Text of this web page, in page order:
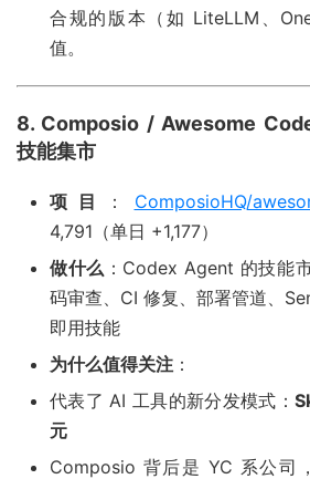
合规的版本（如 LiteLLM、
值。
8. Composio / Awesome
技能集市
项目 ： ComposioHQ/
4,791（单日 +1,177）
做什么 ：Codex Agent 的技能
码审查、CI 修复、部署管道、
即用技能
为什么值得关注 ：
代表了 AI 工具的新分发模式：
元
Composio 背后是 YC 系公司